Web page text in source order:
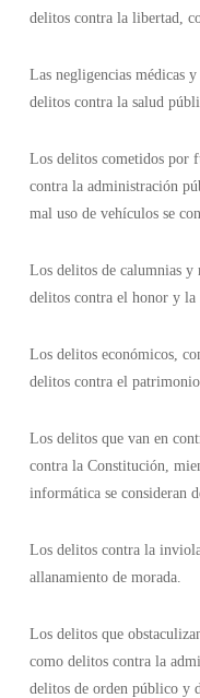
delitos contra la libertad,
Las negligencias médicas
delitos contra la salud
Los delitos cometidos por
contra la administración
mal uso de vehículos se
Los delitos de calumnias y
delitos contra el honor y
Los delitos económicos,
delitos contra el
Los delitos que van en
contra la Constitución,
informática se consideran
Los delitos contra la
allanamiento de morada.
Los delitos que
como delitos contra la
delitos de orden público y